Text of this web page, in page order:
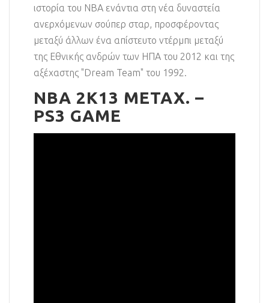
ιστορία του NBA ενάντια στη νέα δυναστεία
ανερχόμενων σούπερ σταρ, προσφέροντας
μεταξύ άλλων ένα απίστευτο ντέρμπι μεταξύ
της Εθνικής ανδρών των ΗΠΑ του 2012 και της
αξέχαστης "Dream Team" του 1992.
NBA 2K13 ΜΕΤΑΧ. –
PS3 GAME